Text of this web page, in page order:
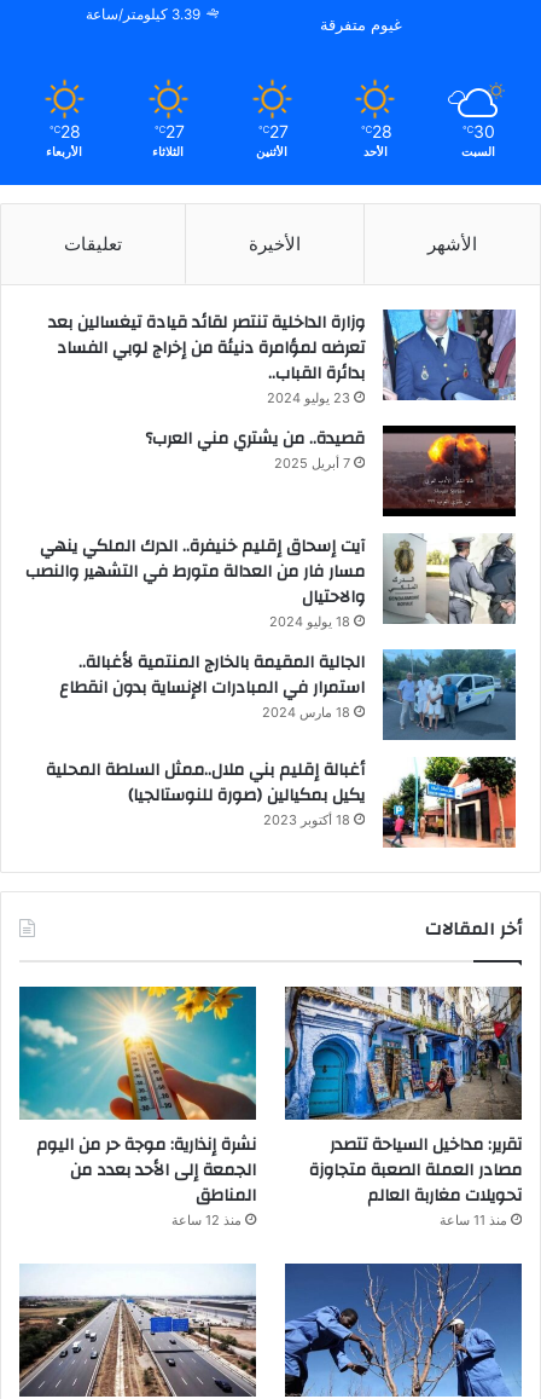
غيوم متفرقة
3.39 كيلومتر/ساعة
30
℃
السبت
28
℃
الأحد
27
℃
الأثنين
27
℃
الثلاثاء
28
℃
الأربعاء
الأشهر الأخيرة تعليقات
وزارة الداخلية تنتصر لقائد قيادة تيغسالين بعد
تعرضه لمؤامرة دنيئة من إخراج لوبي الفساد
بدائرة القباب..
23 يوليو 2024
قصيدة.. من يشتري مني العرب؟
7 أبريل 2025
آيت إسحاق إقليم خنيفرة.. الدرك الملكي ينهي
مسار فار من العدالة متورط في التشهير والنصب
والاحتيال
18 يوليو 2024
الجالية المقيمة بالخارج المنتمية لأغبالة..
استمرار في المبادرات الإنساية بدون انقطاع
18 مارس 2024
أغبالة إقليم بني ملال..ممثل السلطة المحلية
يكيل بمكيالين (صورة للنوستالجيا)
18 أكتوبر 2023
أخر المقالات
تقرير: مداخيل السياحة تتصدر
مصادر العملة الصعبة متجاوزة
تحويلات مغاربة العالم
منذ 11 ساعة
نشرة إنذارية: موجة حر من اليوم
الجمعة إلى الأحد بعدد من
المناطق
منذ 12 ساعة